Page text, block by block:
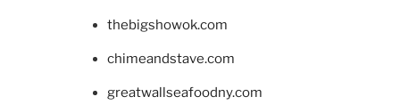
thebigshowok.com
chimeandstave.com
greatwallseafoodny.com